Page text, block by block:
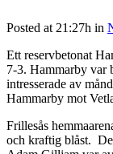
Posted at 21:27h in
Ett reservbetonat
7-3. Hammarby var
intresserade av
Hammarby mot
Frillesås
och kraftig blåst.